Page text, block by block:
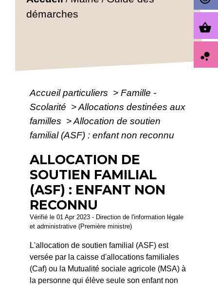
démarches
Accueil particuliers > Famille -
Scolarité >Allocations destinées aux
familles >Allocation de soutien
familial (ASF) : enfant non reconnu
ALLOCATION DE
SOUTIEN FAMILIAL
(ASF) : ENFANT NON
RECONNU
Vérifié le 01 Apr 2023 - Direction de l'information légale
et administrative (Première ministre)
L'allocation de soutien familial (ASF) est
versée par la caisse d'allocations familiales
(Caf) ou la Mutualité sociale agricole (MSA) à
la personne qui élève seule son enfant non
shopping_basket
bubble_chart